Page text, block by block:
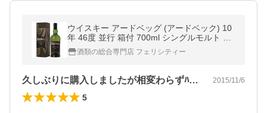
ウイスキー アードベッグ (アードベック) 10
年 46度 並行 箱付 700ml シングルモルト 洋
酒酒類の総合専門店 フェリシティー
久しぶりに購入しましたが相変わらずﾊﾟ… 2015/11/6
5